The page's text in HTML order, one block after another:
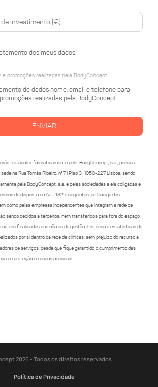
dos meus dados.
promoções realizadas pela BodyConcept:
de dados nome, email e telefone para
realizadas pela BodyConcept.
ENVIAR
tratados informaticamente pela  BodyConcept, s.a., pessoa
na Rua Tomás Ribeiro, nº71 Piso 3, 1050-227 Lisboa, sendo
pela BodyConcept, s.a. e pelas sociedades a ela coligadas e
do disposto do Art. 482 e seguintes, do Código das
como pelas empresas independentes que integram a rede de
sendo cedidos a terceiros, nem transferidos para fora do espaço
outras finalidades que não as de gestão, histórico e estatísticas de
por si dentro da rede de clinicas, sem prejuízo do recurso a
de serviços, desde que fique garantido o cumprimento das
de proteção de dados pessoais.
2026 - Todos os direitos reservados
Política de Privacidade